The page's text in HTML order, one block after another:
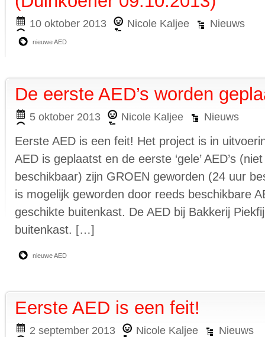
10 oktober 2013 Nicole Kaljee Nieuws
nieuwe AED
De eerste AED’s worden
5 oktober 2013 Nicole Kaljee Nieuws
Eerste AED is een feit! Het project is in
AED is geplaatst en de eerste ‘gele’ AED’s
beschikbaar) zijn GROEN geworden (24 uur
is mogelijk geworden door reeds beschikbare
geschikte buitenkast. De AED bij Bakkerij
buitenkast. […]
nieuwe AED
Eerste AED is een feit!
2 september 2013 Nicole Kaljee Nieuws